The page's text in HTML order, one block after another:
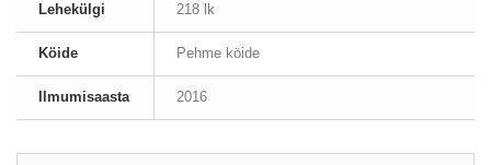
Lehekülgi 218 lk
Köide Pehme köide
Ilmumisaasta 2016